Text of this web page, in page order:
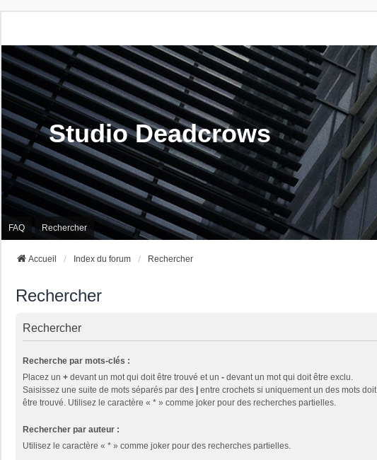
Studio Deadcrows
FAQ Rechercher
Accueil Index du forum Rechercher
Rechercher
Rechercher
Recherche par mots-clés :
Placez un + devant un mot qui doit être trouvé et un - devant un mot qui doit être exclu.
Saisissez une suite de mots séparés par des | entre crochets si uniquement un des mots doit
être trouvé. Utilisez le caractère « * » comme joker pour des recherches partielles.
Rechercher par auteur :
Utilisez le caractère « * » comme joker pour des recherches partielles.